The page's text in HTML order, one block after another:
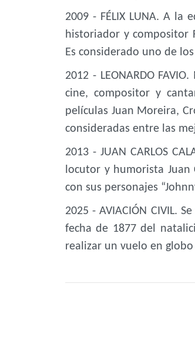
2009 - FÉLIX LUNA. A la
historiador y compositor
Es considerado uno de
2012 - LEONARDO
cine, compositor y
películas Juan Moreira,
consideradas entre las
2013 - JUAN CARLOS
locutor y humorista
con sus personajes
2025 - AVIACIÓN CIVIL.
fecha de 1877 del
realizar un vuelo en